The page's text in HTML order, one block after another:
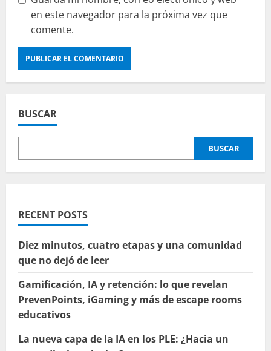
en este navegador para la próxima vez que
comente.
BUSCAR
BUSCAR
RECENT POSTS
Diez minutos, cuatro etapas y una comunidad
que no dejó de leer
Gamificación, IA y retención: lo que revelan
PrevenPoints, iGaming y más de escape rooms
educativos
La nueva capa de la IA en los PLE: ¿Hacia un